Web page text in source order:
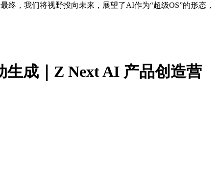
，我们将视野投向未来，展望了AI作为“超级OS”的形态，
生成｜Z Next AI 产品创造营